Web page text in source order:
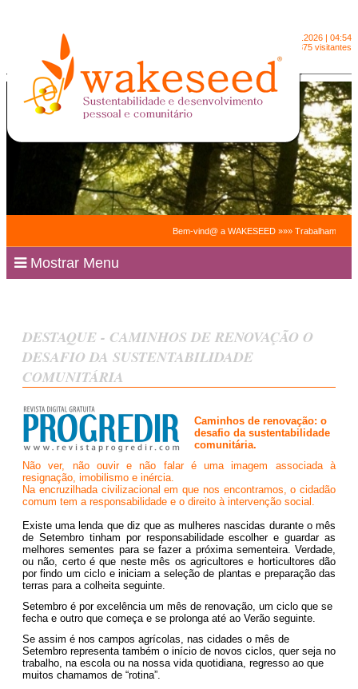
10.8.2026 | 04:54
2091875 visitantes
Bem-vind@ a WAKESEED »»» Trabalhamos
Mostrar Menu
DESTAQUE - CAMINHOS DE RENOVAÇÃO O
DESAFIO DA SUSTENTABILIDADE
COMUNITÁRIA
Caminhos de renovação: o
desafio da sustentabilidade
comunitária.
Não ver, não ouvir e não falar é uma imagem associada à
resignação, imobilismo e inércia.
Na encruzilhada civilizacional em que nos encontramos, o cidadão
comum tem a responsabilidade e o direito à intervenção social.
Existe uma lenda que diz que as mulheres nascidas durante o mês
de Setembro tinham por responsabilidade escolher e guardar as
melhores sementes para se fazer a próxima sementeira. Verdade,
ou não, certo é que neste mês os agricultores e horticultores dão
por findo um ciclo e iniciam a seleção de plantas e preparação das
terras para a colheita seguinte.
Setembro é por excelência um mês de renovação, um ciclo que se
fecha e outro que começa e se prolonga até ao Verão seguinte.
Se assim é nos campos agrícolas, nas cidades o mês de
Setembro representa também o início de novos ciclos, quer seja no
trabalho, na escola ou na nossa vida quotidiana, regresso ao que
muitos chamamos de “rotina”.